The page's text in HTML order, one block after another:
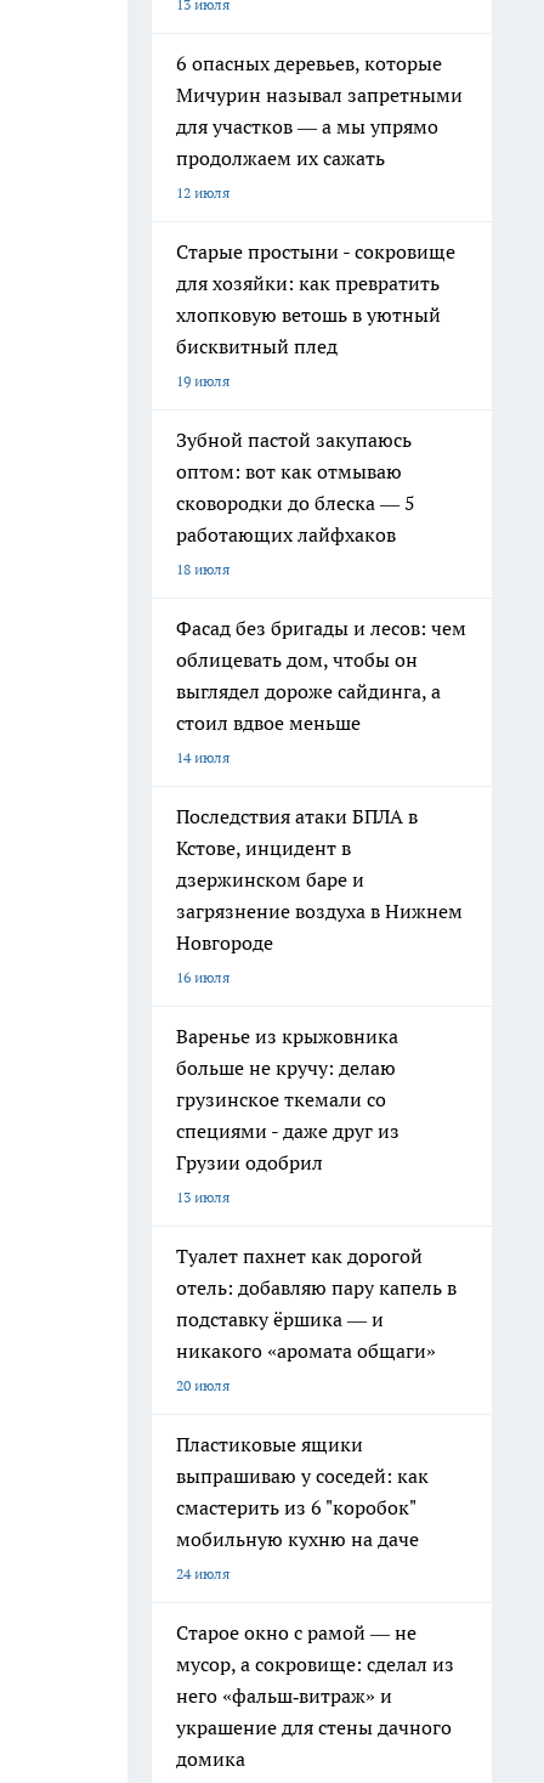
13 июля
6 опасных деревьев, которые
Мичурин называл запретными
для участков — а мы упрямо
продолжаем их сажать
12 июля
Старые простыни - сокровище
для хозяйки: как превратить
хлопковую ветошь в уютный
бисквитный плед
19 июля
Зубной пастой закупаюсь
оптом: вот как отмываю
сковородки до блеска — 5
работающих лайфхаков
18 июля
Фасад без бригады и лесов: чем
облицевать дом, чтобы он
выглядел дороже сайдинга, а
стоил вдвое меньше
14 июля
Последствия атаки БПЛА в
Кстове, инцидент в
дзержинском баре и
загрязнение воздуха в Нижнем
Новгороде
16 июля
Варенье из крыжовника
больше не кручу: делаю
грузинское ткемали со
специями - даже друг из
Грузии одобрил
13 июля
Туалет пахнет как дорогой
отель: добавляю пару капель в
подставку ёршика — и
никакого «аромата общаги»
20 июля
Пластиковые ящики
выпрашиваю у соседей: как
смастерить из 6 "коробок"
мобильную кухню на даче
24 июля
Старое окно с рамой — не
мусор, а сокровище: сделал из
него «фальш‑витраж» и
украшение для стены дачного
домика